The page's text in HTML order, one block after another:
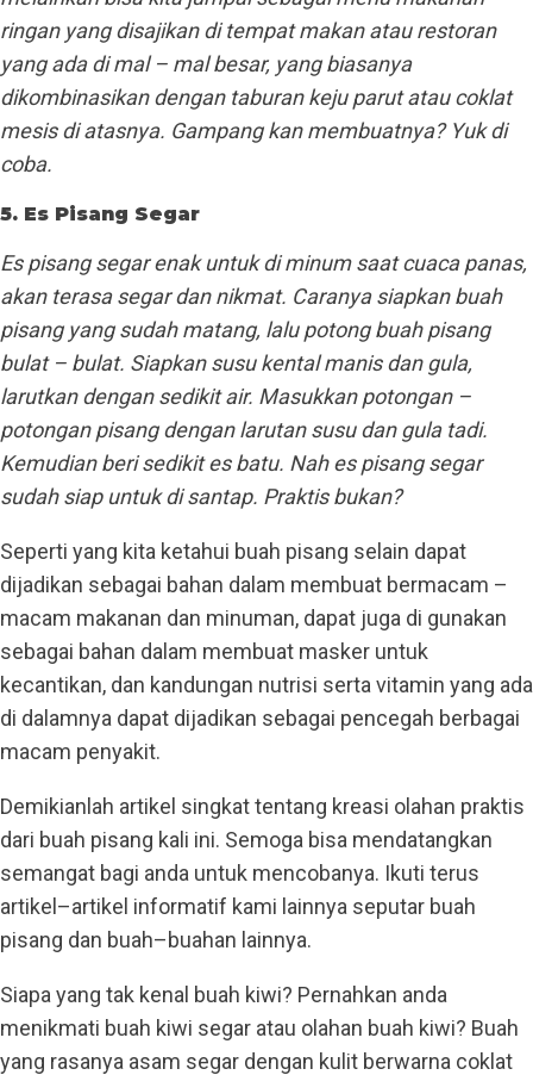
ringan yang disajikan di tempat makan atau restoran
yang ada di mal – mal besar, yang biasanya
dikombinasikan dengan taburan keju parut atau coklat
mesis di atasnya. Gampang kan membuatnya? Yuk di
coba.
5. Es Pisang Segar
Es pisang segar enak untuk di minum saat cuaca panas,
akan terasa segar dan nikmat. Caranya siapkan buah
pisang yang sudah matang, lalu potong buah pisang
bulat – bulat. Siapkan susu kental manis dan gula,
larutkan dengan sedikit air. Masukkan potongan –
potongan pisang dengan larutan susu dan gula tadi.
Kemudian beri sedikit es batu. Nah es pisang segar
sudah siap untuk di santap. Praktis bukan?
Seperti yang kita ketahui buah pisang selain dapat
dijadikan sebagai bahan dalam membuat bermacam –
macam makanan dan minuman, dapat juga di gunakan
sebagai bahan dalam membuat masker untuk
kecantikan, dan kandungan nutrisi serta vitamin yang ada
di dalamnya dapat dijadikan sebagai pencegah berbagai
macam penyakit.
Demikianlah artikel singkat tentang kreasi olahan praktis
dari buah pisang kali ini. Semoga bisa mendatangkan
semangat bagi anda untuk mencobanya. Ikuti terus
artikel–artikel informatif kami lainnya seputar buah
pisang dan buah–buahan lainnya.
Siapa yang tak kenal buah kiwi? Pernahkan anda
menikmati buah kiwi segar atau olahan buah kiwi? Buah
yang rasanya asam segar dengan kulit berwarna coklat